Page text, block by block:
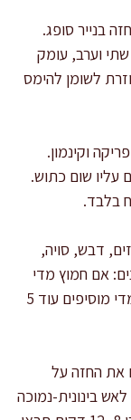
בנייר סופג.
וערב, עומק
לשומן להימס
וקינמון.
עליו שום כתוש.
בלבד.
דבש, סויה,
אם חמוץ מדי
מוסיפים עוד 5–10 גרם דבש, אם מתוק מדי מוסיפים עוד 5
את החזה על
בינונית-נמוכה